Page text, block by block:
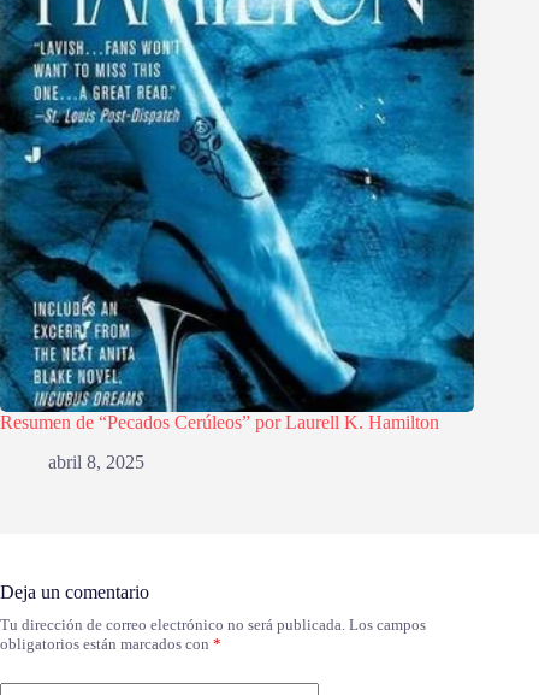
Resumen de “Pecados Cerúleos” por Laurell K. Hamilton
abril 8, 2025
Deja un comentario
Tu dirección de correo electrónico no será publicada. Los campos
obligatorios están marcados con *